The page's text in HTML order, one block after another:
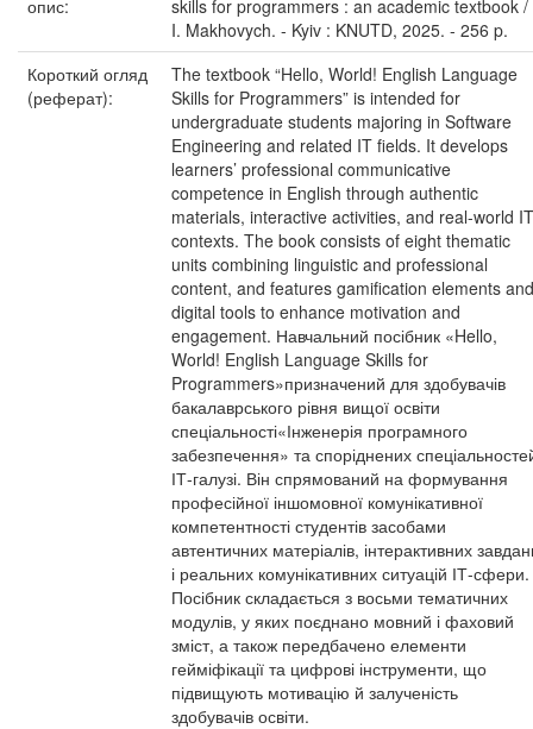
опис:
skills for programmers : an academic textbook /
I. Makhovych. - Kyiv : KNUTD, 2025. - 256 p.
Короткий огляд
(реферат):
The textbook “Hello, World! English Language
Skills for Programmers” is intended for
undergraduate students majoring in Software
Engineering and related IT fields. It develops
learners’ professional communicative
competence in English through authentic
materials, interactive activities, and real-world IT
contexts. The book consists of eight thematic
units combining linguistic and professional
content, and features gamification elements and
digital tools to enhance motivation and
engagement. Навчальний посібник «Hello,
World! English Language Skills for
Programmers»призначений для здобувачів
бакалаврського рівня вищої освіти
спеціальності«Інженерія програмного
забезпечення» та споріднених
ІТ-галузі. Він спрямований на формування
професійної іншомовної комунікативної
компетентності студентів засобами
автентичних матеріалів, інтерактивних
і реальних комунікативних ситуацій ІТ-сфери.
Посібник складається з восьми тематичних
модулів, у яких поєднано мовний і фаховий
зміст, а також передбачено елементи
гейміфікації та цифрові інструменти, що
підвищують мотивацію й залученість
здобувачів освіти.